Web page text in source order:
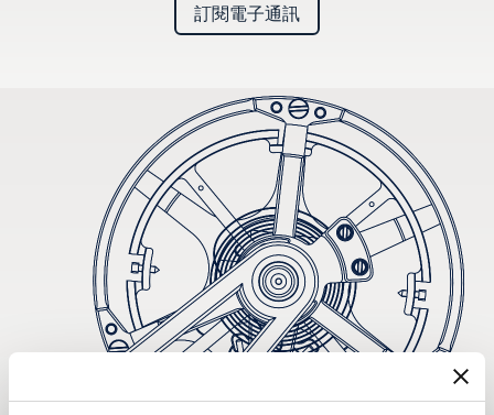
訂閱電子通訊